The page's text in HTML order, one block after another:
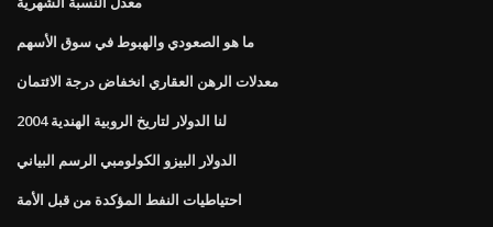
ما هو الصعودي والهبوط في سوق الأسهم
معدلات الرهن العقاري انخفاض درجة الائتمان
لنا الدولار لتاريخ الروبية الهندية 2004
الدولار البيزو الكولومبي الرسم البياني
احتياطيات النفط المؤكدة من قبل الأمة